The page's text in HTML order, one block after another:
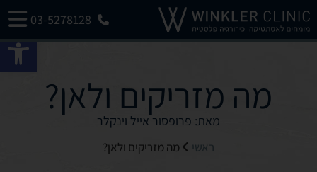
03-5278128
מה מזריקים ולאן?
מאת: פרופסור אייל וינקלר
ראשי מה מזריקים ולאן?